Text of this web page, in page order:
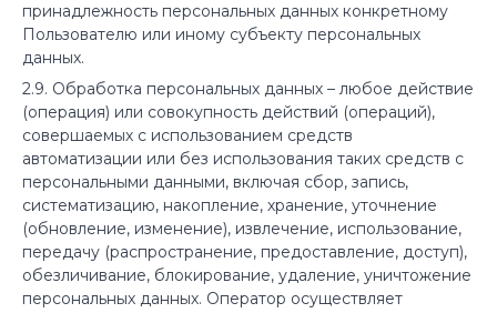
принадлежность персональных данных конкретному
Пользователю или иному субъекту персональных
данных.
2.9. Обработка персональных данных – любое действие
(операция) или совокупность действий (операций),
совершаемых с использованием средств
автоматизации или без использования таких средств с
персональными данными, включая сбор, запись,
систематизацию, накопление, хранение, уточнение
(обновление, изменение), извлечение, использование,
передачу (распространение, предоставление, доступ),
обезличивание, блокирование, удаление, уничтожение
персональных данных. Оператор осуществляет